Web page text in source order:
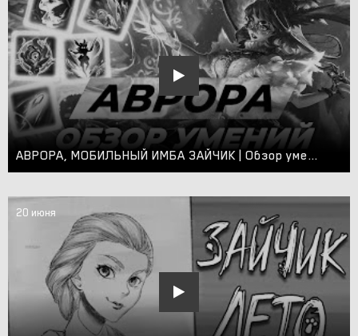
АВРОРА, МОБИЛЬНЫЙ ИМБА ЗАЙЧИК | Обзор умений нового чемпиона в Лиге Легенд | League of Legends
20 июня